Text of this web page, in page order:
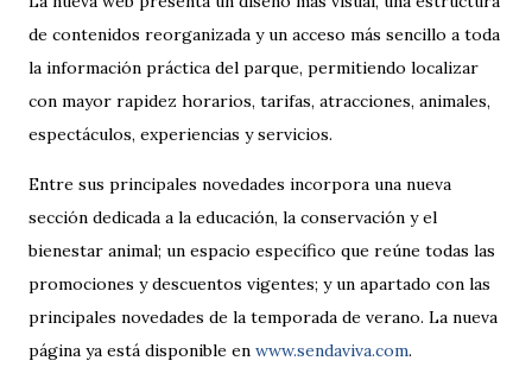
de contenidos reorganizada y un acceso más sencillo a toda
la información práctica del parque, permitiendo localizar
con mayor rapidez horarios, tarifas, atracciones, animales,
espectáculos, experiencias y servicios.
Entre sus principales novedades incorpora una nueva
sección dedicada a la educación, la conservación y el
bienestar animal; un espacio específico que reúne todas las
promociones y descuentos vigentes; y un apartado con las
principales novedades de la temporada de verano. La nueva
página ya está disponible en www.sendaviva.com.